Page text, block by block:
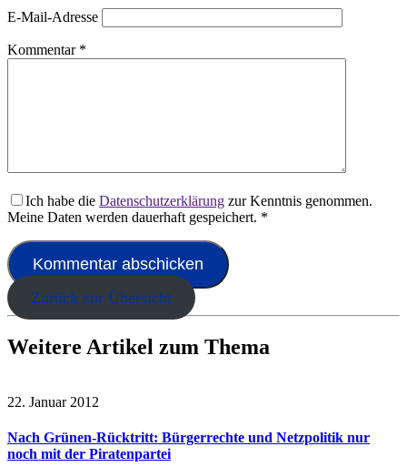
E-Mail-Adresse
Kommentar *
Ich habe die Datenschutzerklärung zur Kenntnis genommen.
Meine Daten werden dauerhaft gespeichert. *
Zurück zur Übersicht
Weitere Artikel zum Thema
22. Januar 2012
Nach Grünen-Rücktritt: Bürgerrechte und Netzpolitik nur
noch mit der Piratenpartei